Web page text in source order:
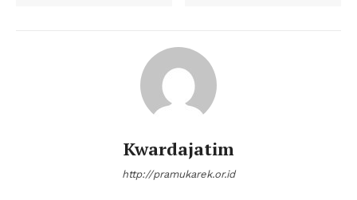
Kwardajatim
http://pramukarek.or.id